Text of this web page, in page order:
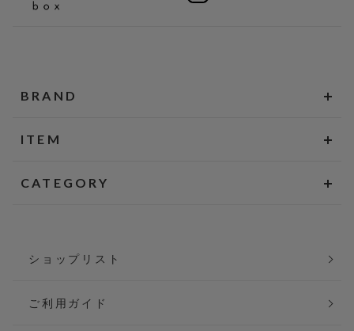
BRAND
ITEM
CATEGORY
ショップリスト
ご利用ガイド